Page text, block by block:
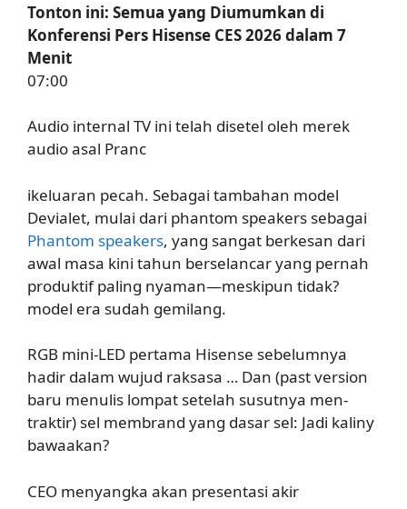
Tonton ini: Semua yang Diumumkan di
Konferensi Pers Hisense CES 2026 dalam 7
Menit
07:00
Audio internal TV ini telah disetel oleh merek
audio asal Pranc
ikeluaran pecah. Sebagai tambahan model
Devialet, mulai dari phantom speakers sebagai
Phantom speakers, yang sangat berkesan dari
awal masa kini tahun berselancar yang pernah
produktif paling nyaman—meskipun tidak?
model era sudah gemilang.
RGB mini-LED pertama Hisense sebelumnya
hadir dalam wujud raksasa … Dan (past version
baru menulis lompat setelah susutnya men-
traktir) sel membrand yang dasar sel: Jadi kaliny
bawaakan?
CEO menyangka akan presentasi akir